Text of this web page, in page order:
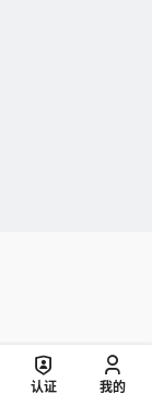
认证 我的